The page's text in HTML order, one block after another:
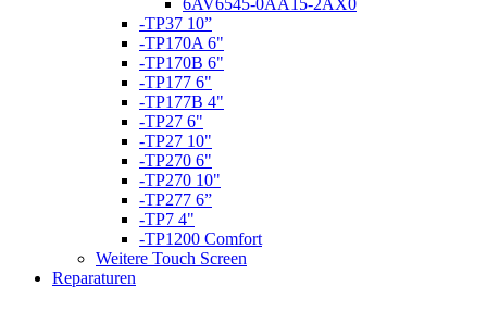
6AV6545-0AA15-2AX0
-TP37 10”
-TP170A 6"
-TP170B 6"
-TP177 6"
-TP177B 4"
-TP27 6"
-TP27 10"
-TP270 6"
-TP270 10"
-TP277 6”
-TP7 4"
-TP1200 Comfort
Weitere Touch Screen
Reparaturen